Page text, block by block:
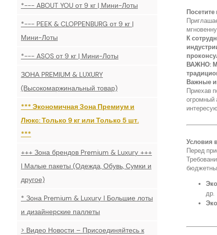
*--- ABOUT YOU от 9 кг | Мини-Лоты
*--- PEEK & CLOPPENBURG от 9 кг |
Мини-Лоты
*--- ASOS от 9 кг | Мини-Лоты
ЗОНА PREMIUM & LUXURY
(Высокомаржинальный товар)
*** Экономичная Зона Премиум и
Люкс: Только 9 кг или Только 5 шт.
***
+++ Зона брендов Premium & Luxury +++
I Малые пакеты (Одежда, Обувь, Сумки и
другое)
* Зона Premium & Luxury I Большие лоты
и дизайнерские паллеты
> Видео Новости – Присоединяйтесь к
К
ВАЖНО:
Важные
Приехав
огромный
Условия
Перед
др.